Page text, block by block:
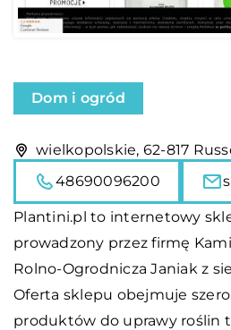
Dom i ogród
wielkopolskie, 62-817
48690096200
Plantini.pl to internetowy
prowadzony przez firmę
Rolno-Ogrodnicza Janiak z
Oferta sklepu obejmuje
produktów do uprawy roślin